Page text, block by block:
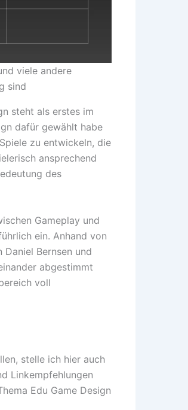
viele andere
sind
steht als erstes im
dafür gewählt habe
zu entwickeln, die
ansprechend
des
Gameplay und
ein. Anhand von
Daniel Bernsen und
abgestimmt
voll
stelle ich hier auch
Linkempfehlungen
Edu Game Design